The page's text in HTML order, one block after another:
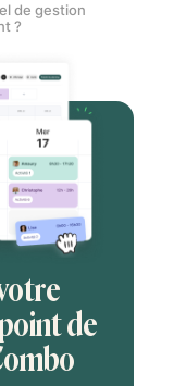
de gestion
?
de